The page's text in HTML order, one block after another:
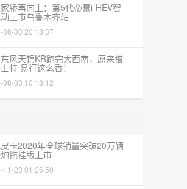
轿再向上：第5代帝豪i-HEV智
上市乌鲁木齐站
08-03 20:18:37
风天锦KR跑完大西南，原来搭
特·易行这么香！
08-03 10:18:12
卡2020年全球销量突破20万辆
拖挂版上市
11-23 01:26:50